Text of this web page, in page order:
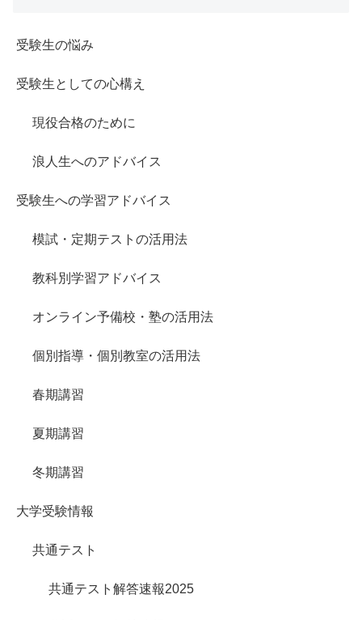
受験生の悩み
受験生としての心構え
現役合格のために
浪人生へのアドバイス
受験生への学習アドバイス
模試・定期テストの活用法
教科別学習アドバイス
オンライン予備校・塾の活用法
個別指導・個別教室の活用法
春期講習
夏期講習
冬期講習
大学受験情報
共通テスト
共通テスト解答速報2025